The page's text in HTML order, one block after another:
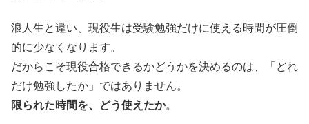
浪人生と違い、現役生は受験勉強だけに使える時間が圧倒
的に少なくなります。
だからこそ現役合格できるかどうかを決めるのは、「どれ
だけ勉強したか」ではありません。
限られた時間を、どう使えたか。